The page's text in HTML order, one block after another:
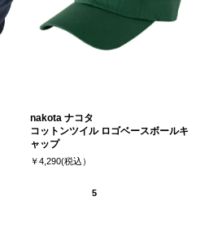
nakota ナコタ
コットンツイル ロゴベースボールキ
ャップ
￥4,290(税込）